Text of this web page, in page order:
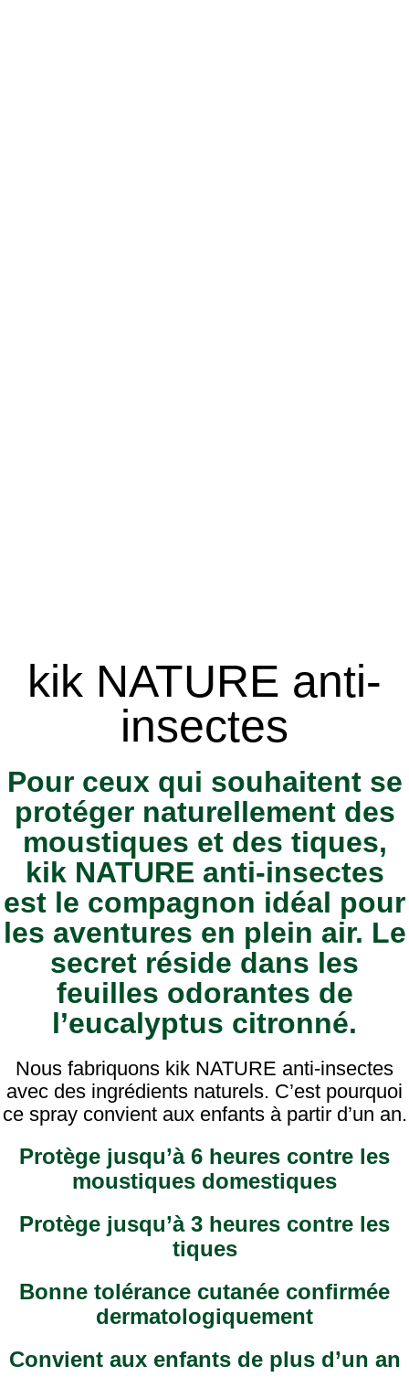
kik NATURE anti-
insectes
Pour ceux qui souhaitent se
protéger naturellement des
moustiques et des tiques,
kik NATURE anti-insectes
est le compagnon idéal pour
les aventures en plein air. Le
secret réside dans les
feuilles odorantes de
l’eucalyptus citronné.
Nous fabriquons kik NATURE anti-insectes
avec des ingrédients naturels. C’est pourquoi
ce spray convient aux enfants à partir d’un an.
Protège jusqu’à 6 heures contre les
moustiques domestiques
Protège jusqu’à 3 heures contre les
tiques
Bonne tolérance cutanée confirmée
dermatologiquement
Convient aux enfants de plus d’un an